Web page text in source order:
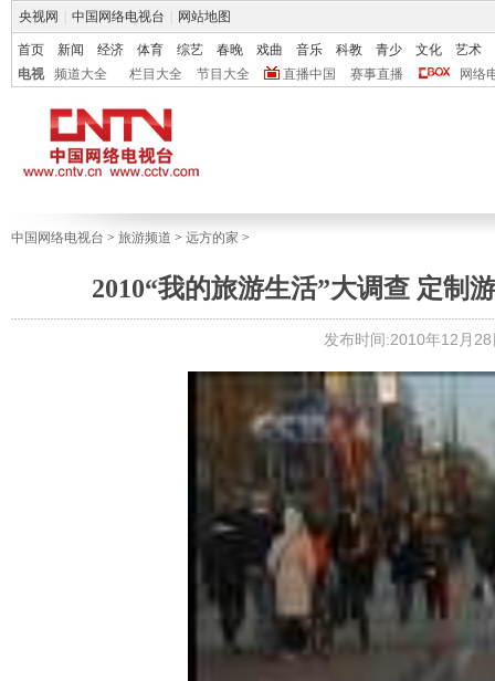
央视网 中国网络电视台 网站地图
首页 新闻 经济 体育 综艺 春晚 戏曲 音乐 科教 青少 文化
艺术
电视
频道大全 栏目大全 节目大全 直播中国 赛事直播 网络
中国网络电视台 > 旅游频道 > 远方的家 >
2010“我的旅游生活”大调查 定制
发布时间:2010年12月